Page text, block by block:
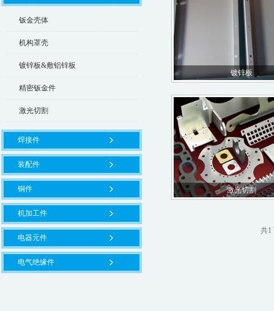
钣金壳体
机构罩壳
镀锌板&敷铝锌板
精密钣金件
激光切割
焊接件
装配件
铜件
机加工件
电器元件
电气绝缘件
镀锌板
激光切割
共1